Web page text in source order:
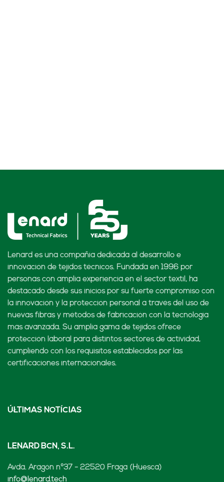
Lenard es una compañía dedicada al desarrollo e
innovación de tejidos técnicos. Fundada en 1996 por
personas con amplia experiencia en el sector textil, ha
destacado desde sus inicios por su fuerte compromiso con
la innovación y la protección personal a través del uso de
nuevas fibras y métodos de fabricación con la tecnología
más avanzada. Su amplia gama de tejidos ofrece
protección laboral para distintos sectores de actividad,
cumpliendo con los requisitos establecidos por las
certificaciones internacionales.
ÚLTIMAS NOTÍCIAS
LENARD BCN, S.L.
Avda. Aragón nº37 - 22520 Fraga (Huesca)
info@lenard.tech